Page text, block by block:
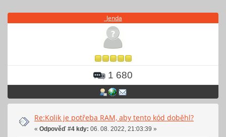
_Jenda
1 680
Re:Kolik je potřeba RAM, aby tento kód doběhl?
« Odpověď #4 kdy: 06. 08. 2022, 21:03:39 »